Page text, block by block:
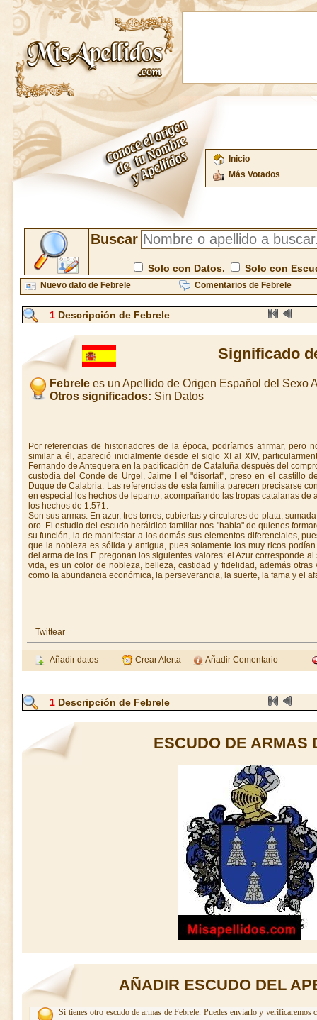
Inicio
Más Votados
Buscar
Solo con Datos. Solo con
Nuevo dato de Febrele Comentarios de Febrele
1 Descripción de Febrele
Significado
Febrelees un Apellido de Origen Español del Sexo
Otros significados: Sin Datos
Por referencias de historiadores de la época, podríamos afirmar, pero
similar a él, apareció inicialmente desde el siglo XI al XIV,
Fernando de Antequera en la pacificación de Cataluña después del
custodia del Conde de Urgel, Jaime I el "disortat", preso en el castillo
Duque de Calabria. Las referencias de esta familia parecen precisarse
en especial los hechos de lepanto, acompañando las tropas catalanas de
los hechos de 1.571.
Son sus armas: En azur, tres torres, cubiertas y circulares de plata,
oro. El estudio del escudo heráldico familiar nos "habla" de quienes
su función, la de manifestar a los demás sus elementos diferenciales,
que la nobleza es sólida y antigua, pues solamente los muy ricos
del arma de los F. pregonan los siguientes valores: el Azur corresponde
vida, es un color de nobleza, belleza, castidad y fidelidad, además
como la abundancia económica, la perseverancia, la suerte, la fama y el
Twittear
Añadir datos Crear Alerta Añadir Comentario
1 Descripción de Febrele
ESCUDO DE ARMAS
AÑADIR ESCUDO DEL
Si tienes otro escudo de armas de Febrele. Puedes enviarlo y